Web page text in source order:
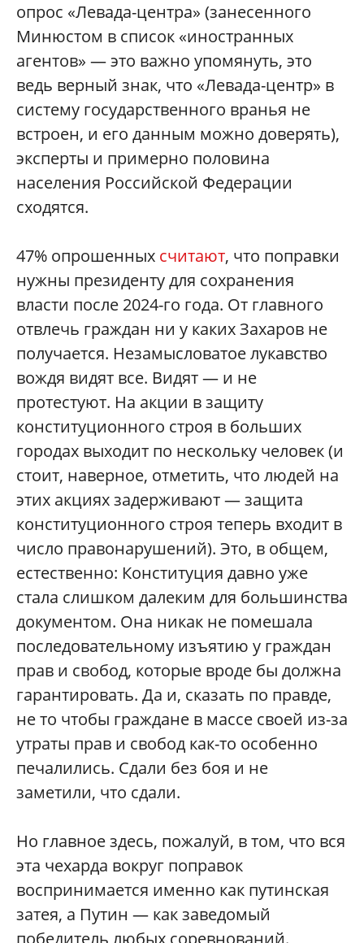
опрос «Левада-центра» (занесенного
Минюстом в список «иностранных
агентов» — это важно упомянуть, это
ведь верный знак, что «Левада-центр» в
систему государственного вранья не
встроен, и его данным можно доверять),
эксперты и примерно половина
населения Российской Федерации
сходятся.
47% опрошенных считают, что поправки
нужны президенту для сохранения
власти после 2024-го года. От главного
отвлечь граждан ни у каких Захаров не
получается. Незамысловатое лукавство
вождя видят все. Видят — и не
протестуют. На акции в защиту
конституционного строя в больших
городах выходит по нескольку человек (и
стоит, наверное, отметить, что людей на
этих акциях задерживают — защита
конституционного строя теперь входит в
число правонарушений). Это, в общем,
естественно: Конституция давно уже
стала слишком далеким для большинства
документом. Она никак не помешала
последовательному изъятию у граждан
прав и свобод, которые вроде бы должна
гарантировать. Да и, сказать по правде,
не то чтобы граждане в массе своей из-за
утраты прав и свобод как-то особенно
печалились. Сдали без боя и не
заметили, что сдали.
Но главное здесь, пожалуй, в том, что вся
эта чехарда вокруг поправок
воспринимается именно как путинская
затея, а Путин — как заведомый